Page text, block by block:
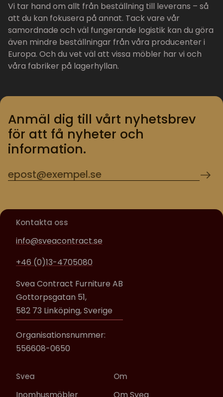
Vi tar hand om allt från beställning till leverans – så
att du kan fokusera på annat. Tack vare vår
samordnade och väl fungerande logistik kan du göra
även mindre beställningar från våra producenter i
Europa. Och du vet väl att vissa möbler har vi och
våra fabriker på lagerhyllan.
Anmäl dig till vårt nyhetsbrev
för att få nyheter och
information.
Kontakta oss
info@sveacontract.se
+46 (0)13-4705080
Svea Contract Furniture AB
Gottorpsgatan 51,
582 73 Linköping, Sverige
Organisationsnummer:
556608-0650
Svea Om